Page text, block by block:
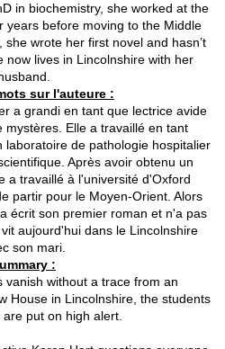
in biochemistry, she worked at the
years before moving to the Middle
wrote her first novel and hasn’t
now lives in Lincolnshire with her
sur l'auteure :
a grandi en tant que lectrice avide
mystères. Elle a travaillé en tant
laboratoire de pathologie hospitalier
Après avoir obtenu un
a travaillé à l'université d'Oxford
partir pour le Moyen-Orient. Alors
écrit son premier roman et n'a pas
aujourd'hui dans le Lincolnshire
son mari.
:
vanish without a trace from an
House in Lincolnshire, the students
put on high alert.